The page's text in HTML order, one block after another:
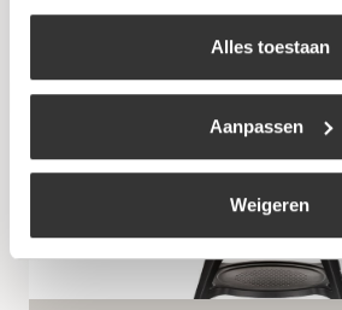
uw keuze op onze website
Alles toestaan
Aanpassen
Weigeren
Niet op voorraad